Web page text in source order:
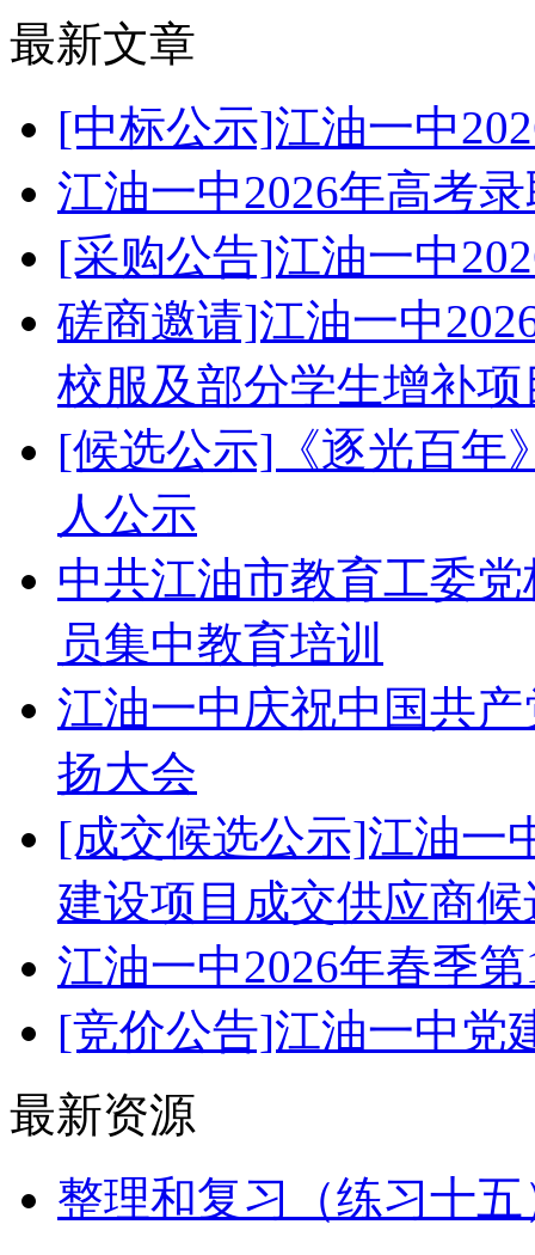
最新文章
[中标公示]江油一中
江油一中2026年高考
[采购公告]江油一中
磋商邀请]江油一中
校服及部分学生增补项
[候选公示]《逐光百年
人公示
中共江油市教育工委
员集中教育培训
江油一中庆祝中国共
扬大会
[成交候选公示]江油一
建设项目成交供应商
江油一中2026年春季
[竞价公告]江油一中党
最新资源
整理和复习（练习十五